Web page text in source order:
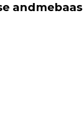
andmebaas